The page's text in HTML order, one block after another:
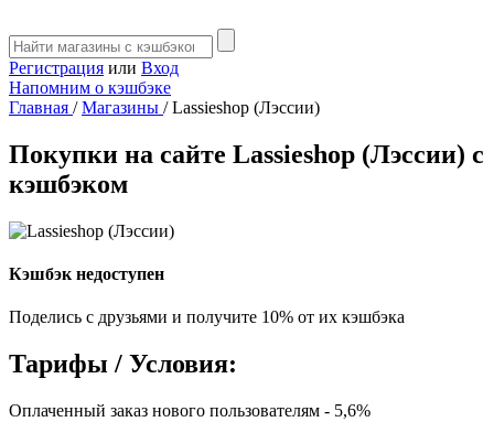
Регистрация или Вход
Напомним о кэшбэке
Главная / Магазины / Lassieshop (Лэссии)
Покупки на сайте Lassieshop (Лэссии) с
кэшбэком
Кэшбэк недоступен
Поделись с друзьями и получите 10% от их кэшбэка
Тарифы / Условия:
Оплаченный заказ нового пользователям - 5,6%